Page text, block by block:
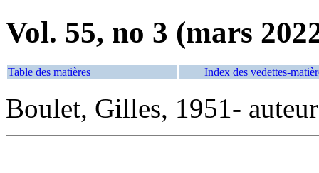
Vol. 55, no 3 (mars
Table des matières Index des vedettes-
Boulet, Gilles, 1951- auteur